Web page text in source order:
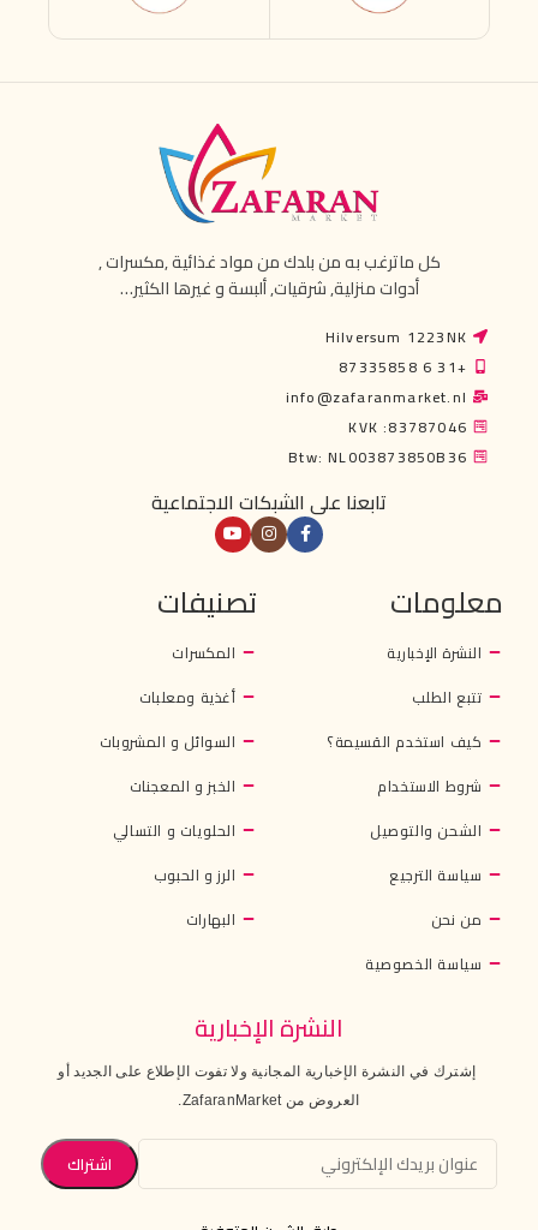
كل ماترغب به من بلدك من مواد غذائية ,مكسرات ,
أدوات منزلية, شرقيات, ألبسة و غيرها الكثير…
Hilversum 1223NK
+31 6 87335858
info@zafaranmarket.nl
KVK :83787046
Btw: NL003873850B36
تابعنا على الشبكات الاجتماعية
معلومات
النشرة الإخبارية
تتبع الطلب
كيف استخدم القسيمة؟
شروط الاستخدام
الشحن والتوصيل
سياسة الترجيع
من نحن
سياسة الخصوصية
تصنيفات
المكسرات
أغذية ومعلبات
السوائل و المشروبات
الخبز و المعجنات
الحلويات و التسالي
الرز و الحبوب
البهارات
النشرة الإخبارية
إشترك في النشرة الإخبارية المجانية ولا تفوت الإطلاع على الجديد أو
العروض من ZafaranMarket.